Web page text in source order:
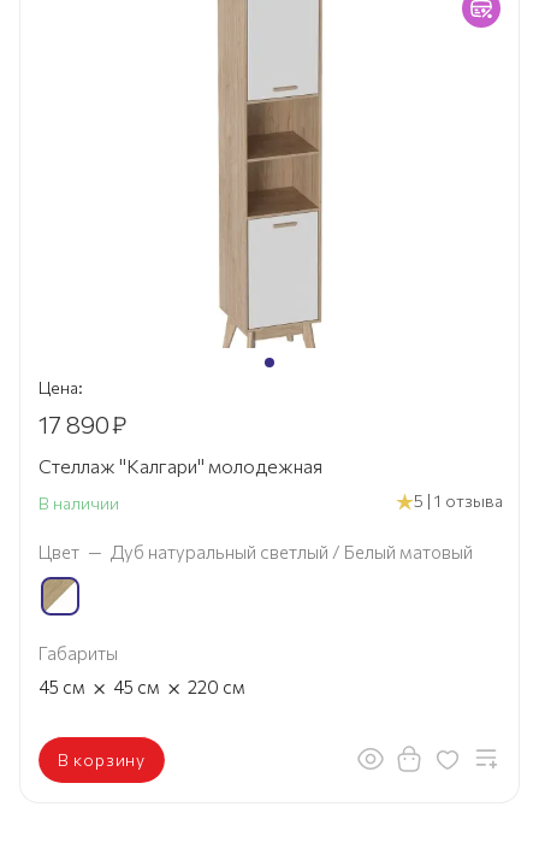
Цена:
17 890₽
Стеллаж "Калгари" молодежная
В наличии 5 | 1 отзыва
Цвет — Дуб натуральный светлый / Белый матовый
Габариты
45 см × 45 см × 220 см
В корзину